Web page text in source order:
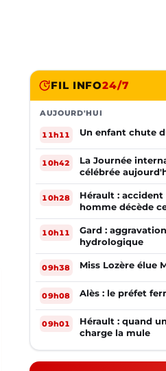
FIL INFO24/7
AUJOURD'HUI
11h11 Un enfant chute
10h42
La Journée
célébrée
10h28
Hérault :
homme décède
10h11
Gard :
hydrologique
09h38 Miss Lozère élue
09h08 Alès : le préfet
09h01
Hérault : quand
charge la mule